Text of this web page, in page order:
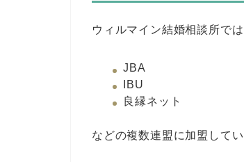
ウィルマイン結婚相談所では
JBA
IBU
良縁ネット
などの複数連盟に加盟して